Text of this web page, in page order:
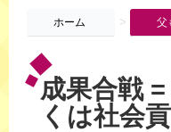
ホーム > 父
成果合戦
くは社会